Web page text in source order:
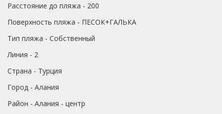
Расстояние до пляжа - 200
Поверхность пляжа - ПЕСОК+ГАЛЬКА
Тип пляжа - Собственный
Линия - 2
Страна - Турция
Город - Алания
Район - Алания - центр